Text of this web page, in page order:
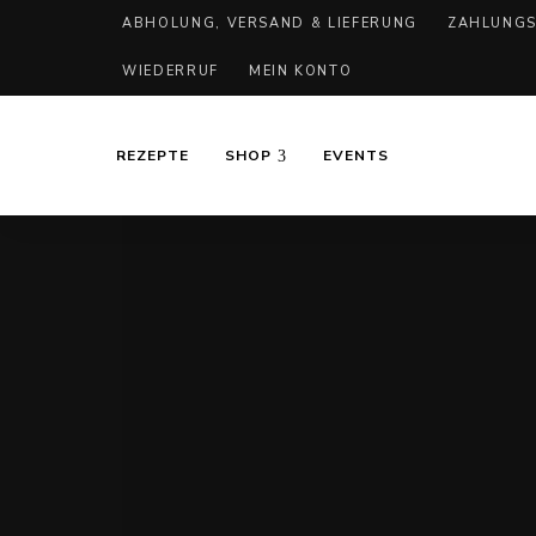
ABHOLUNG, VERSAND & LIEFERUNG
WIEDERRUF MEIN KONTO
REZEPTE SHOP EVENTS